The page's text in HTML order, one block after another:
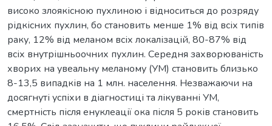
високо злоякісною пухлиною і відноситься до розряду
рідкісних пухлин, бо становить менше 1% від всіх типів
раку, 12% від меланом всіх локалізацій, 80-87% від
всіх внутрішньоочних пухлин. Середня захворюваність
хворих на увеальну меланому (УМ) становить близько
8-13,5 випадків на 1 млн. населення. Незважаючи на
досягнуті успіхи в діагностиці та лікуванні УМ,
смертність після енуклеації ока після 5 років становить